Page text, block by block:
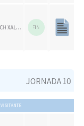
CH XALOC FIN
JORNADA 10
VISITANTE